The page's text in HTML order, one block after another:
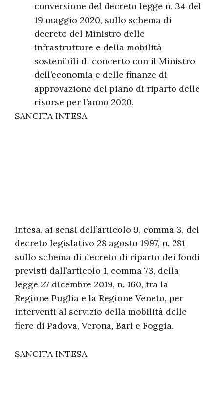
conversione del decreto legge n. 34 del
19 maggio 2020, sullo schema di
decreto del Ministro delle
infrastrutture e della mobilità
sostenibili di concerto con il Ministro
dell’economia e delle finanze di
approvazione del piano di riparto delle
risorse per l’anno 2020.
SANCITA INTESA
Intesa, ai sensi dell’articolo 9, comma 3, del
decreto legislativo 28 agosto 1997, n. 281
sullo schema di decreto di riparto dei fondi
previsti dall’articolo 1, comma 73, della
legge 27 dicembre 2019, n. 160, tra la
Regione Puglia e la Regione Veneto, per
interventi al servizio della mobilità delle
fiere di Padova, Verona, Bari e Foggia.
SANCITA INTESA